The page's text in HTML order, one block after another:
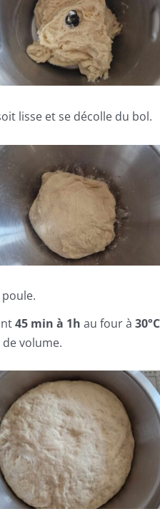
lisse et se décolle du bol.
45 min à 1h au four à 30°C
volume.